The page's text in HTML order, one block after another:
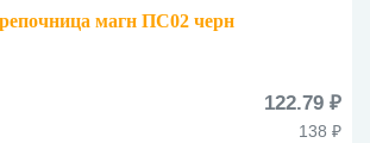
магн ПС02 черн
122.79 ₽
138 ₽